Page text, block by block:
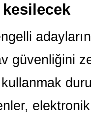
güvenliğini